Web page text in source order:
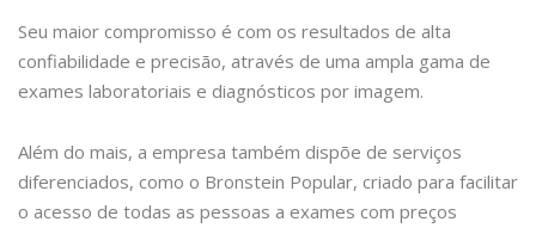
Seu maior compromisso é com os resultados de alta
confiabilidade e precisão, através de uma ampla gama de
exames laboratoriais e diagnósticos por imagem.
Além do mais, a empresa também dispõe de serviços
diferenciados, como o Bronstein Popular, criado para facilitar
o acesso de todas as pessoas a exames com preços